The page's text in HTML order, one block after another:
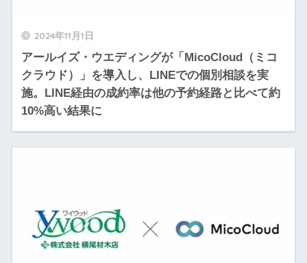
2024年11月1日
アールイズ・ウエディングが「MicoCloud（ミコ
クラウド）」を導入し、LINEでの個別相談を実
施。LINE経由の成約率は他の予約経路と比べて約
10%高い結果に